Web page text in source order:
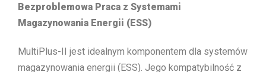
Bezproblemowa Praca z Systemami
Magazynowania Energii (ESS)
MultiPlus-II jest idealnym komponentem dla systemów
magazynowania energii (ESS). Jego kompatybilność z